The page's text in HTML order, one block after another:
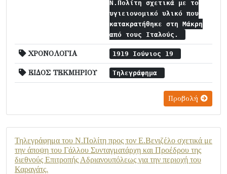
Ν.Πολίτη σχετικά με το
υγιειονομικό υλικό που
κατακρατήθηκε στη Μάκρη
από τους Ιταλούς.
ΧΡΟΝΟΛΟΓΙΑ 1919 Ιούνιος 19
ΕΙΔΟΣ ΤΕΚΜΗΡΙΟΥ Τηλεγράφημα
Προβολή
Τηλεγράφημα του Ν.Πολίτη προς τον Ε.Βενιζέλο σχετικά με
την άποψη του Γάλλου Συνταγματάρχη και Προέδρου της
διεθνούς Επιτροπής Αδριανουπόλεως για την περιοχή του
Καραγάτς.